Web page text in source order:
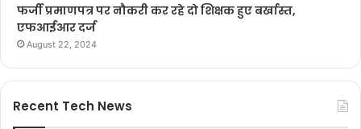
फर्जी प्रमाणपत्र पर नौकरी कर रहे दो शिक्षक हुए बर्खास्त,
एफआईआर दर्ज
August 22, 2024
Recent Tech News